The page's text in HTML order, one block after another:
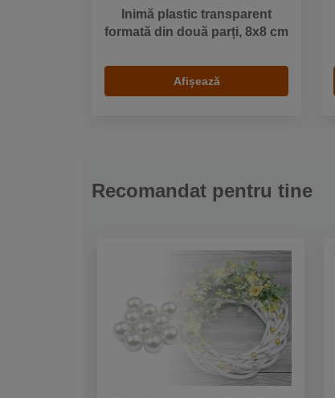
Inimă plastic transparent
formată din două parți, 8x8 cm
Afișează
Recomandat pentru tine